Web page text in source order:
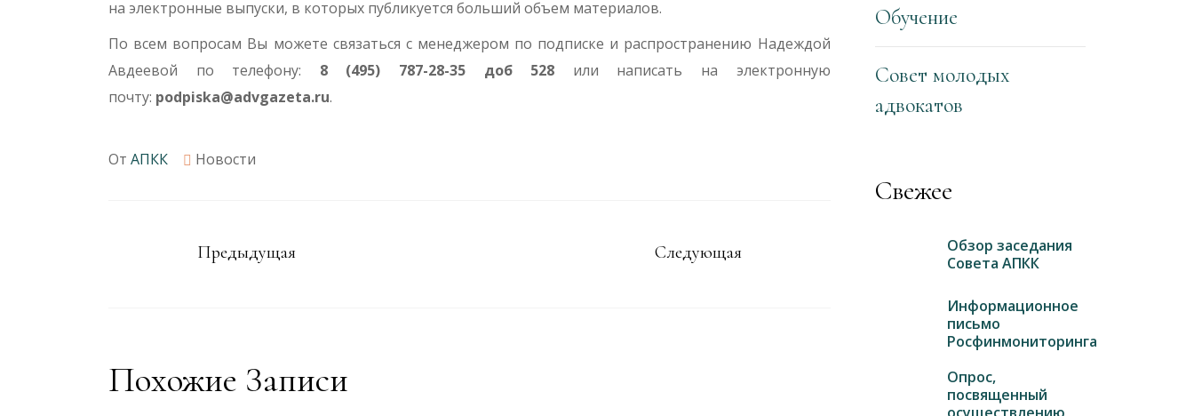
на электронные выпуски, в которых публикуется больший объем материалов.
По всем вопросам Вы можете связаться с менеджером по подписке и распространению Надеждой
Авдеевой по телефону: 8 (495) 787-28-35 доб 528 или написать на электронную
почту: podpiska@advgazeta.ru.
От АПКК Новости
Предыдущая Следующая
Похожие Записи
Обучение
Совет молодых
адвокатов
Свежее
Обзор заседания
Совета АПКК
Информационное
письмо
Росфинмониторинга
Опрос,
посвященный